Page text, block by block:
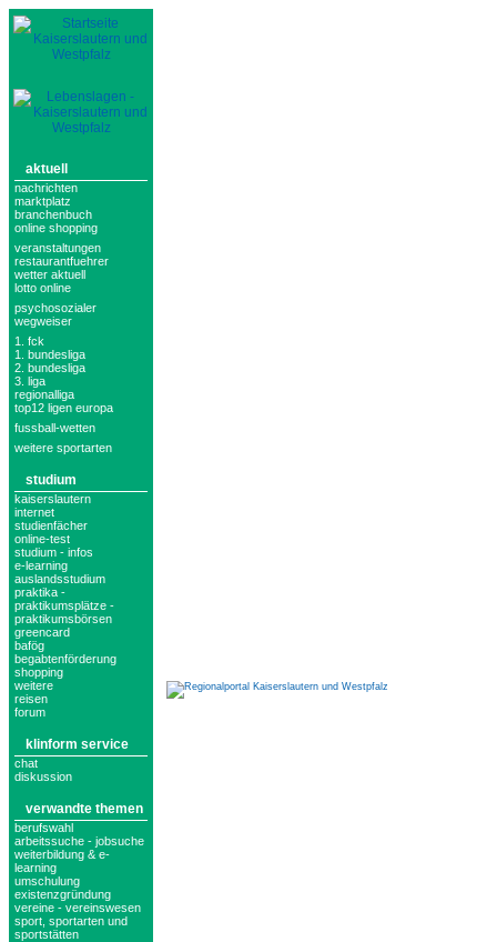
aktuell
nachrichten
marktplatz
branchenbuch
online shopping
veranstaltungen
restaurantfuehrer
wetter aktuell
lotto online
psychosozialer
wegweiser
1. fck
1. bundesliga
2. bundesliga
3. liga
regionalliga
top12 ligen europa
fussball-wetten
weitere sportarten
studium
kaiserslautern
internet
studienfächer
online-test
studium - infos
e-learning
auslandsstudium
praktika -
praktikumsplätze -
praktikumsbörsen
greencard
bafög
begabtenförderung
shopping
weitere
reisen
forum
klinform service
chat
diskussion
verwandte themen
berufswahl
arbeitssuche - jobsuche
weiterbildung & e-
learning
umschulung
existenzgründung
vereine - vereinswesen
sport, sportarten und
sportstätten